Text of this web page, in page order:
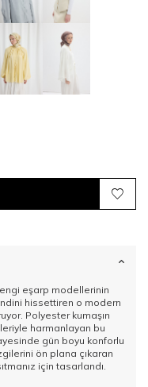
eşarp modellerinin
hissettiren o modern
Polyester kumaşın
harmanlayan bu
gün boyu konforlu
ön plana çıkaran
için tasarlandı.